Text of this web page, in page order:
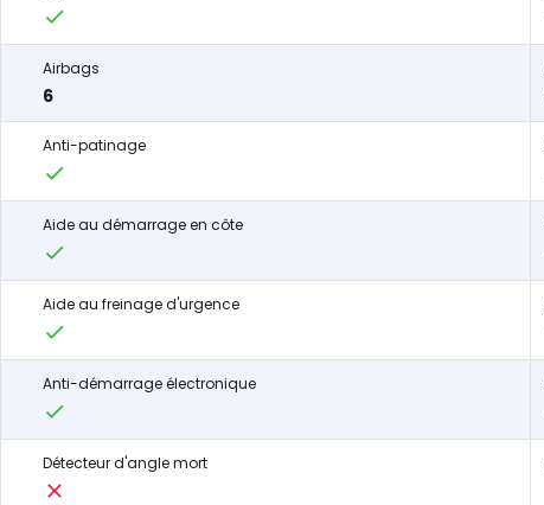
Airbags
6
Anti-patinage
Aide au démarrage en côte
Aide au freinage d'urgence
Anti-démarrage électronique
Détecteur d'angle mort